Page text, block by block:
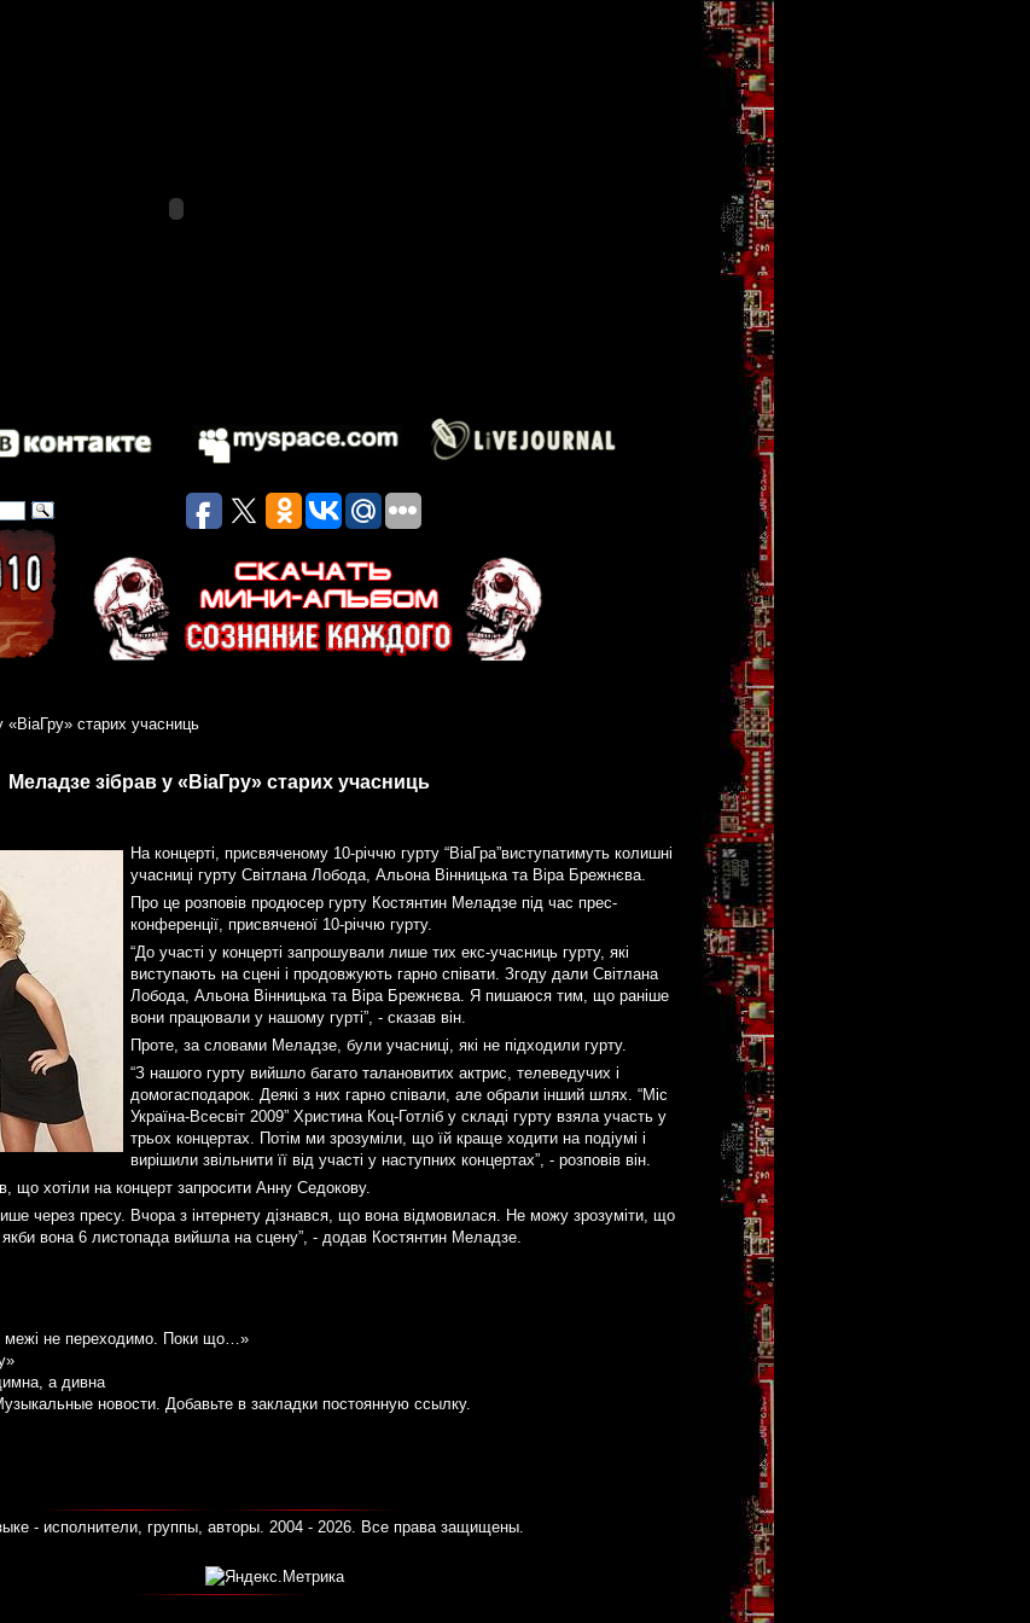
«ВіаГру» старих учасниць
Меладзе зібрав у «ВіаГру» старих учасниць
На концерті, присвяченому 10-річчю гурту “ВіаГра”виступатимуть колишні
учасниці гурту Світлана Лобода, Альона Вінницька та Віра Брежнєва.
Про це розповів продюсер гурту Костянтин Меладзе під час прес-
конференції, присвяченої 10-річчю гурту.
“До участі у концерті запрошували лише тих екс-учасниць гурту, які
виступають на сцені і продовжують гарно співати. Згоду дали Світлана
Лобода, Альона Вінницька та Віра Брежнєва. Я пишаюся тим, що раніше
вони працювали у нашому гурті”, - сказав він.
Проте, за словами Меладзе, були учасниці, які не підходили гурту.
“З нашого гурту вийшло багато талановитих актрис, телеведучих і
домогасподарок. Деякі з них гарно співали, але обрали інший шлях. “Міс
Україна-Всесвіт 2009” Христина Коц-Готліб у складі гурту взяла участь у
трьох концертах. Потім ми зрозуміли, що їй краще ходити на подіумі і
вирішили звільнити її від участі у наступних концертах”, - розповів він.
що хотіли на концерт запросити Анну Седокову.
через пресу. Вчора з інтернету дізнався, що вона відмовилася. Не можу зрозуміти, що
вона 6 листопада вийшла на сцену”, - додав Костянтин Меладзе.
межі не переходимо. Поки що…»
а дивна
новости. Добавьте в закладки постоянную ссылку.
- исполнители, группы, авторы. 2004 - 2026. Все права защищены.